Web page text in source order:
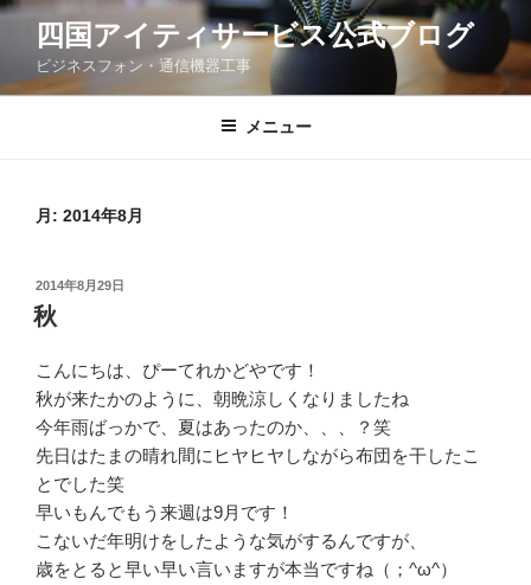
コ
ン
四国アイティサービス公式ブログ
ビジネスフォン・通信機器工事
メニュー
月: 2014年8月
投
稿
日:
2014年8月29日
秋
こんにちは、ぴーてれかどやです！
秋が来たかのように、朝晩涼しくなりましたね
今年雨ばっかで、夏はあったのか、、、？笑
先日はたまの晴れ間にヒヤヒヤしながら布団を干したこ
とでした笑
早いもんでもう来週は9月です！
こないだ年明けをしたような気がするんですが、
歳をとると早い早い言いますが本当ですね（；^ω^）